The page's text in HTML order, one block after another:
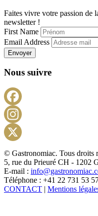
Faites vivre votre passion de
newsletter !
First Name
Email Address
Envoyer
Nous suivre
© Gastronomiac. Tous droits
5, rue du Prieuré CH - 1202
E-mail :
Téléphone : +41 22 731 53
CONTACT | Mentions